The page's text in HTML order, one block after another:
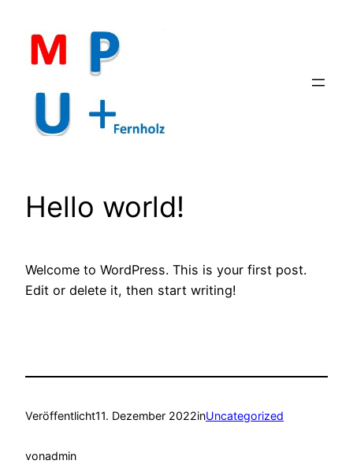
Inhalt
springen
Hello world!
Welcome to WordPress. This is your first post.
Edit or delete it, then start writing!
Veröffentlicht11. Dezember 2022inUncategorized
vonadmin